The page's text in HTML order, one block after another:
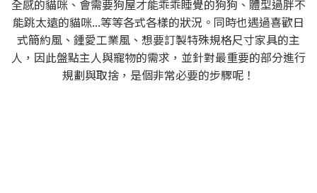
全感的貓咪、會需要狗屋才能乖乖睡覺的狗狗、體型過胖不
能跳太遠的貓咪...等等各式各樣的狀況。同時也遇過喜歡日
式簡約風、鍾愛工業風、想要訂製特殊規格尺寸家具的主
人，因此盤點主人與寵物的需求，並針對最重要的部分進行